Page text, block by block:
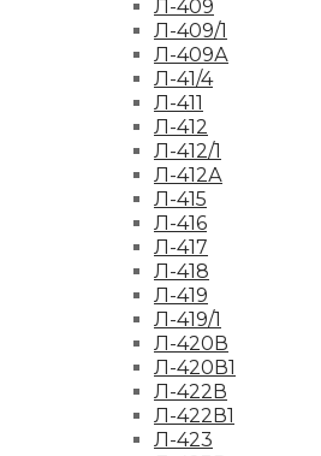
Л-409
Л-409/1
Л-409А
Л-41/4
Л-411
Л-412
Л-412/1
Л-412А
Л-415
Л-416
Л-417
Л-418
Л-419
Л-419/1
Л-420В
Л-420В1
Л-422В
Л-422В1
Л-423